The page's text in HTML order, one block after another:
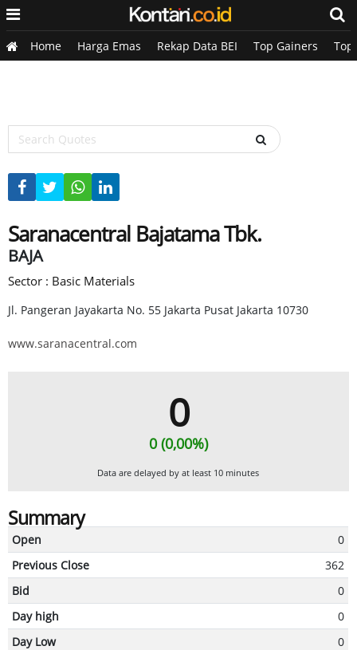
Home Harga Emas Rekap Data BEI Top Gainers Top
Saranacentral Bajatama Tbk.
BAJA
Sector : Basic Materials
Jl. Pangeran Jayakarta No. 55 Jakarta Pusat Jakarta 10730
www.saranacentral.com
0
0 (0,00%)
Data are delayed by at least 10 minutes
Summary
Open
0
Previous Close
362
Bid
0
Day high
0
Day Low
0